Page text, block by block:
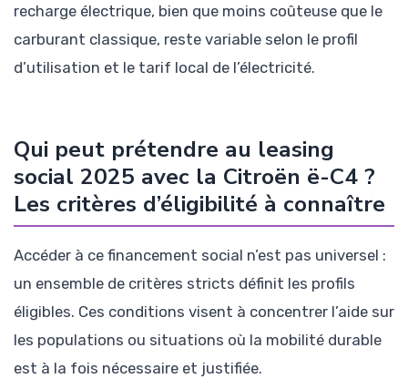
recharge électrique, bien que moins coûteuse que le
carburant classique, reste variable selon le profil
d’utilisation et le tarif local de l’électricité.
Qui peut prétendre au leasing
social 2025 avec la Citroën ë-C4 ?
Les critères d’éligibilité à connaître
Accéder à ce financement social n’est pas universel :
un ensemble de critères stricts définit les profils
éligibles. Ces conditions visent à concentrer l’aide sur
les populations ou situations où la mobilité durable
est à la fois nécessaire et justifiée.